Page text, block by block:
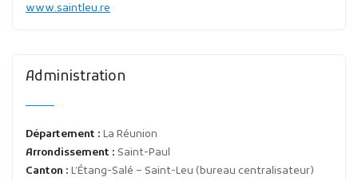
www.saintleu.re
Administration
Département : La Réunion
Arrondissement : Saint-Paul
Canton : L’Étang-Salé – Saint-Leu (bureau centralisateur)